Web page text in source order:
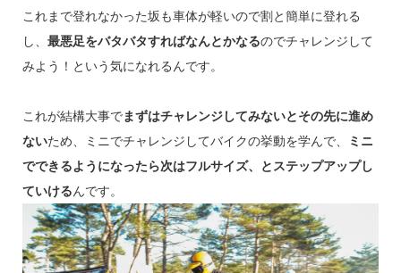
これまで登れなかった坂も車体が軽いので割と簡単に登れる
し、 最悪足をバタバタすればなんとかなるのでチャレンジして
みよう！という気になれるんです。
これが結構大事でまずはチャレンジしてみないとその先に進め
ないため、ミニでチャレンジしてバイクの挙動を学んで、
ミニ
でできるようになったら次はフルサイズ、とステップアップし
ていけるんです。